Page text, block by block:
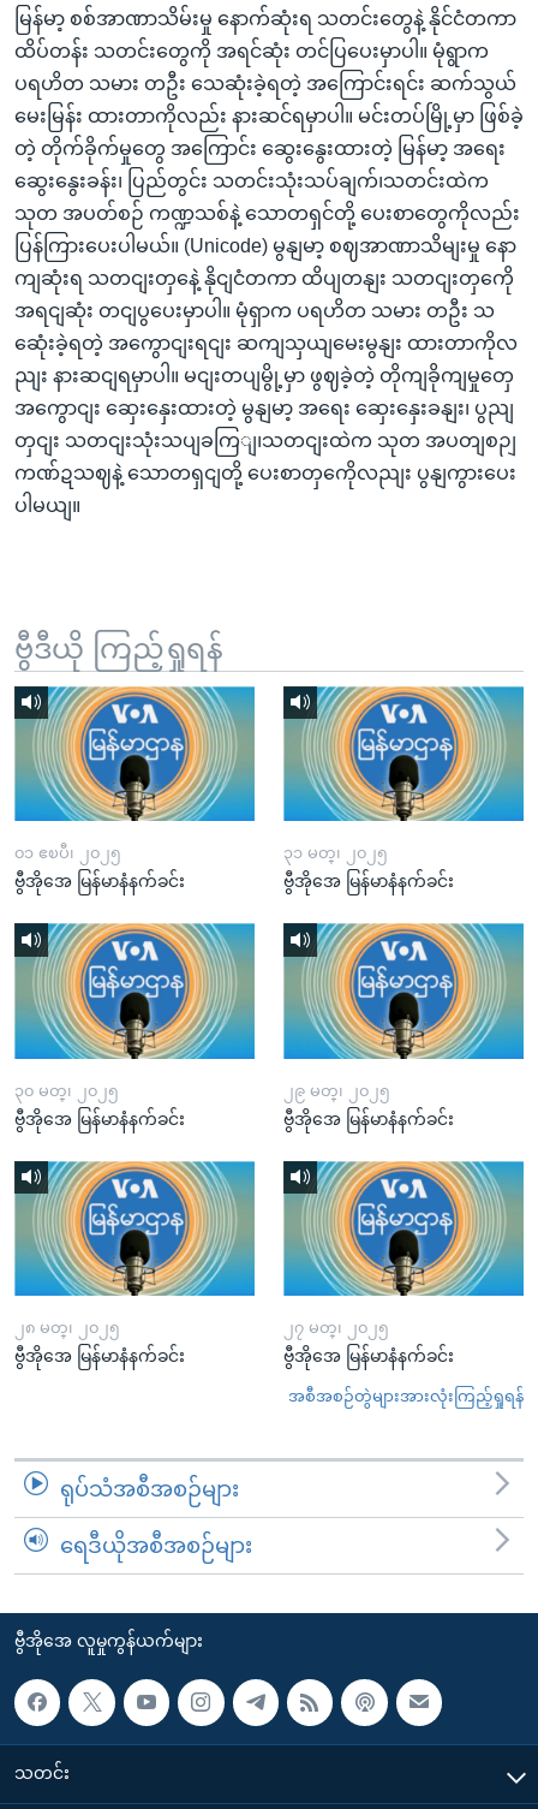
ကျော်
ရန်
မြန်မာ့ စစ်အာဏာသိမ်းမှု နောက်ဆုံးရ သတင်းတွေနဲ့ နိုင်ငံတကာ
ထိပ်တန်း သတင်းတွေကို အရင်ဆုံး တင်ပြပေးမှာပါ။ မုံရွာက
ပရဟိတ သမား တဦး သေဆုံးခဲ့ရတဲ့ အကြောင်းရင်း ဆက်သွယ်
မေးမြန်း ထားတာကိုလည်း နားဆင်ရမှာပါ။ မင်းတပ်မြို့မှာ ဖြစ်ခဲ့
တဲ့ တိုက်ခိုက်မှုတွေ အကြောင်း ဆွေးနွေးထားတဲ့ မြန်မာ့ အရေး
ဆွေးနွေးခန်း၊ ပြည်တွင်း သတင်းသုံးသပ်ချက်၊သတင်းထဲက
သုတ အပတ်စဉ် ကဏ္ဍသစ်နဲ့ သောတရှင်တို့ ပေးစာတွေကိုလည်း
ပြန်ကြားပေးပါမယ်။ (Unicode) မွနျမာ့ စဈအာဏာသိမျးမှု နော
ကျဆုံးရ သတငျးတှနေဲ့ နိုငျငံတကာ ထိပျတနျး သတငျးတှကေို
အရငျဆုံး တငျပွပေးမှာပါ။ မုံရှာက ပရဟိတ သမား တဦး သ
ဆေုံးခဲ့ရတဲ့ အကွောငျးရငျး ဆကျသှယျမေးမွနျး ထားတာကိုလ
ညျး နားဆငျရမှာပါ။ မငျးတပျမွို့မှာ ဖွဈခဲ့တဲ့ တိုကျခိုကျမှုတှေ
အကွောငျး ဆှေးနှေးထားတဲ့ မွနျမာ့ အရေး ဆှေးနှေးခနျး၊ ပွညျ
တှငျး သတငျးသုံးသပျခကြျ၊သတငျးထဲက သုတ အပတျစဉျ
ကဏ်ဍသဈနဲ့ သောတရှငျတို့ ပေးစာတှကေိုလညျး ပွနျကွားပေး
ပါမယျ။
ဗွီဒီယို ကြည့်ရှုရန်
၀၁ ဧၿပီ၊ ၂၀၂၅
ဗွီအိုအေ မြန်မာနံနက်ခင်း
၃၁ မတ္၊ ၂၀၂၅
ဗွီအိုအေ မြန်မာနံနက်ခင်း
၃၀ မတ္၊ ၂၀၂၅
ဗွီအိုအေ မြန်မာနံနက်ခင်း
၂၉ မတ္၊ ၂၀၂၅
ဗွီအိုအေ မြန်မာနံနက်ခင်း
၂၈ မတ္၊ ၂၀၂၅
ဗွီအိုအေ မြန်မာနံနက်ခင်း
၂၇ မတ္၊ ၂၀၂၅
ဗွီအိုအေ မြန်မာနံနက်ခင်း
အစီအစဉ်တွဲများအားလုံးကြည့်ရှုရန်
ရုပ်သံအစီအစဉ်များ
ရေဒီယိုအစီအစဉ်များ
ဗွီအိုအေ လူမှုကွန်ယက်များ
သတင်း